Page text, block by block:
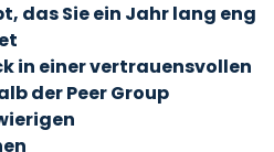
das Sie ein Jahr lang eng
in einer vertrauensvollen
der Peer Group